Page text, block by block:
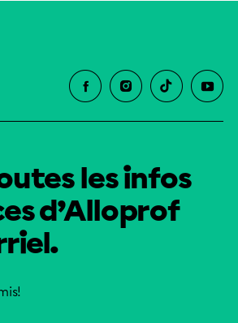
les infos
d’Alloprof